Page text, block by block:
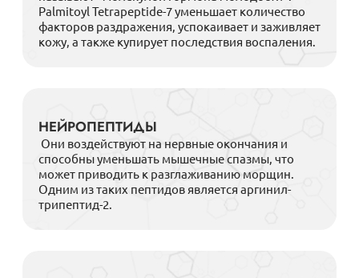
Palmitoyl Tetrapeptide-7 уменьшает количество
факторов раздражения, успокаивает и заживляет
кожу, а также купирует последствия воспаления.
НЕЙРОПЕПТИДЫ
Они воздействуют на нервные окончания и
способны уменьшать мышечные спазмы, что
может приводить к разглаживанию морщин.
Одним из таких пептидов является аргинил-
трипептид-2.